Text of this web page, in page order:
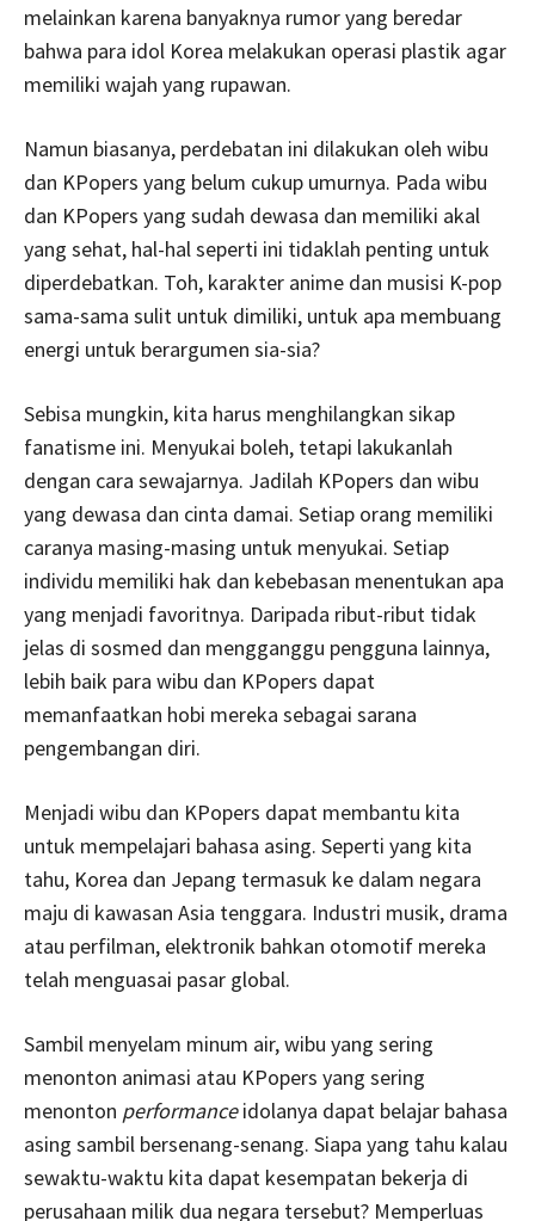
melainkan karena banyaknya rumor yang beredar
bahwa para idol Korea melakukan operasi plastik agar
memiliki wajah yang rupawan.
Namun biasanya, perdebatan ini dilakukan oleh wibu
dan KPopers yang belum cukup umurnya. Pada wibu
dan KPopers yang sudah dewasa dan memiliki akal
yang sehat, hal-hal seperti ini tidaklah penting untuk
diperdebatkan. Toh, karakter anime dan musisi K-pop
sama-sama sulit untuk dimiliki, untuk apa membuang
energi untuk berargumen sia-sia?
Sebisa mungkin, kita harus menghilangkan sikap
fanatisme ini. Menyukai boleh, tetapi lakukanlah
dengan cara sewajarnya. Jadilah KPopers dan wibu
yang dewasa dan cinta damai. Setiap orang memiliki
caranya masing-masing untuk menyukai. Setiap
individu memiliki hak dan kebebasan menentukan apa
yang menjadi favoritnya. Daripada ribut-ribut tidak
jelas di sosmed dan mengganggu pengguna lainnya,
lebih baik para wibu dan KPopers dapat
memanfaatkan hobi mereka sebagai sarana
pengembangan diri.
Menjadi wibu dan KPopers dapat membantu kita
untuk mempelajari bahasa asing. Seperti yang kita
tahu, Korea dan Jepang termasuk ke dalam negara
maju di kawasan Asia tenggara. Industri musik, drama
atau perfilman, elektronik bahkan otomotif mereka
telah menguasai pasar global.
Sambil menyelam minum air, wibu yang sering
menonton animasi atau KPopers yang sering
menonton performanceidolanya dapat belajar bahasa
asing sambil bersenang-senang. Siapa yang tahu kalau
sewaktu-waktu kita dapat kesempatan bekerja di
perusahaan milik dua negara tersebut? Memperluas